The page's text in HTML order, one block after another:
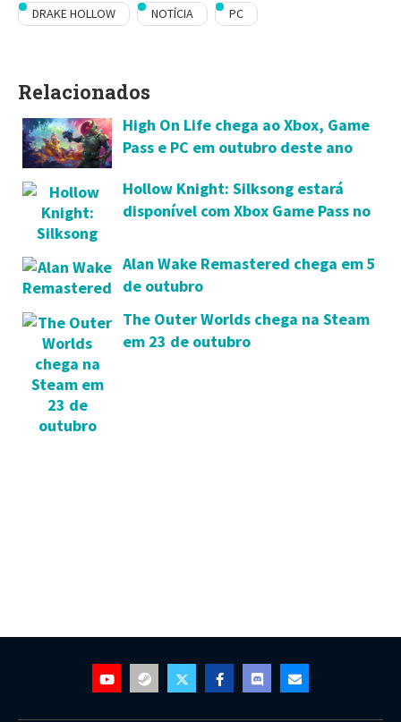
DRAKE HOLLOW NOTÍCIA PC
Relacionados
High On Life chega ao Xbox, Game
Pass e PC em outubro deste ano
Hollow Knight: Silksong estará
disponível com Xbox Game Pass no
Alan Wake Remastered chega em 5
de outubro
The Outer Worlds chega na Steam
em 23 de outubro